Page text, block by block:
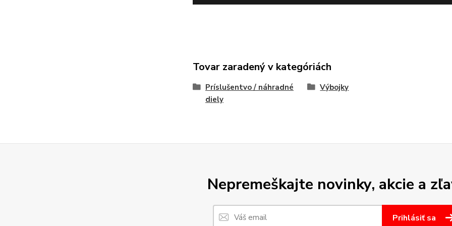
Tovar zaradený v kategóriách
Príslušentvo / náhradné
diely
Výbojky
Nepremeškajte novinky, akcie a
Prihlásiť sa